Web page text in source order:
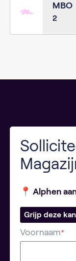
MBO
2
📍 Alphen
Grijp deze
Voornaam*